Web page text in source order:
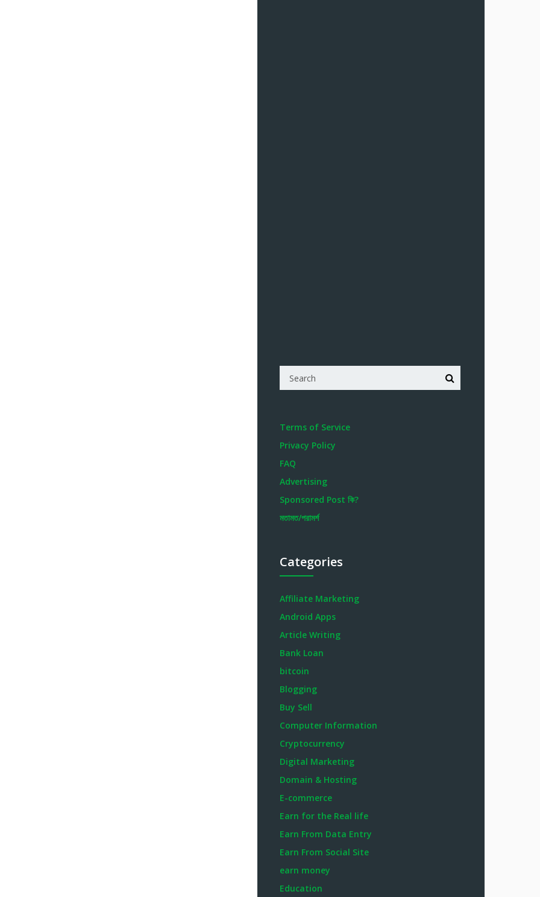
Terms of Service
Privacy Policy
FAQ
Advertising
Sponsored Post কি?
মতামত/পরামর্শ
Categories
Affiliate Marketing
Android Apps
Article Writing
Bank Loan
bitcoin
Blogging
Buy Sell
Computer Information
Cryptocurrency
Digital Marketing
Domain & Hosting
E-commerce
Earn for the Real life
Earn From Data Entry
Earn From Social Site
earn money
Education